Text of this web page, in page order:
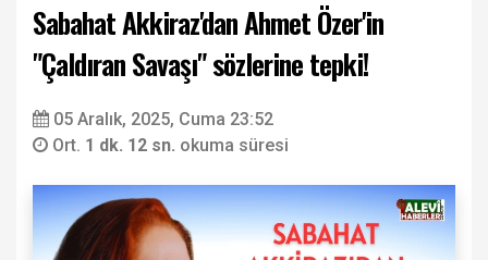
Sabahat Akkiraz'dan Ahmet Özer'in
"Çaldıran Savaşı" sözlerine tepki!
05 Aralık, 2025, Cuma 23:52
Ort. 1 dk. 12 sn. okuma süresi